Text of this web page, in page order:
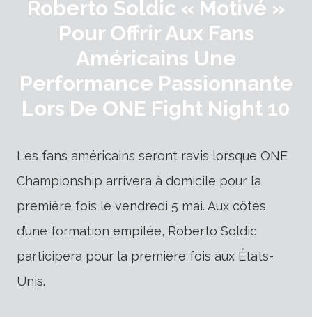
Roberto Soldic « Motivé »
Pour Offrir Aux Fans
Américains Une
Performance Passionnante
Lors De ONE Fight Night 10
Les fans américains seront ravis lorsque ONE
Championship arrivera à domicile pour la
première fois le vendredi 5 mai. Aux côtés
d’une formation empilée, Roberto Soldic
participera pour la première fois aux États-
Unis.